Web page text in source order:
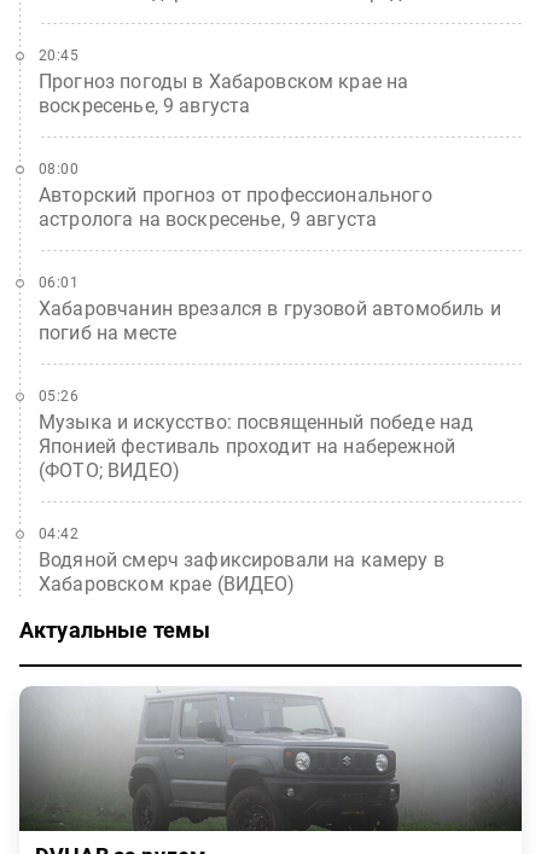
Прогноз погоды в Хабаровском крае на
воскресенье, 9 августа
20:45
Авторский прогноз от профессионального
астролога на воскресенье, 9 августа
08:00
Хабаровчанин врезался в грузовой автомобиль и
погиб на месте
06:01
Музыка и искусство: посвященный победе над
Японией фестиваль проходит на набережной
(ФОТО; ВИДЕО)
05:26
Водяной смерч зафиксировали на камеру в
Хабаровском крае (ВИДЕО)
04:42
Актуальные темы